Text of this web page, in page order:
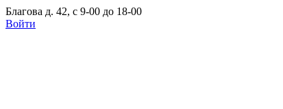
Благова д. 42, с 9-00 до 18-00
Войти